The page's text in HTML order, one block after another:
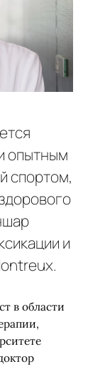
опытным
спортом,
и
в области